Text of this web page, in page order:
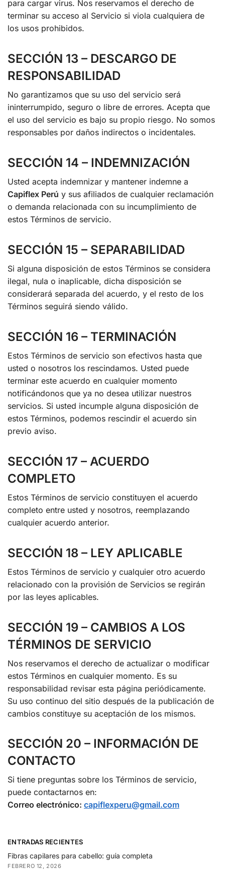
para cargar virus. Nos reservamos el derecho de
terminar su acceso al Servicio si viola cualquiera de
los usos prohibidos.
SECCIÓN 13 – DESCARGO DE
RESPONSABILIDAD
No garantizamos que su uso del servicio será
ininterrumpido, seguro o libre de errores. Acepta que
el uso del servicio es bajo su propio riesgo. No somos
responsables por daños indirectos o incidentales.
SECCIÓN 14 – INDEMNIZACIÓN
Usted acepta indemnizar y mantener indemne a
Capiflex Perú y sus afiliados de cualquier reclamación
o demanda relacionada con su incumplimiento de
estos Términos de servicio.
SECCIÓN 15 – SEPARABILIDAD
Si alguna disposición de estos Términos se considera
ilegal, nula o inaplicable, dicha disposición se
considerará separada del acuerdo, y el resto de los
Términos seguirá siendo válido.
SECCIÓN 16 – TERMINACIÓN
Estos Términos de servicio son efectivos hasta que
usted o nosotros los rescindamos. Usted puede
terminar este acuerdo en cualquier momento
notificándonos que ya no desea utilizar nuestros
servicios. Si usted incumple alguna disposición de
estos Términos, podemos rescindir el acuerdo sin
previo aviso.
SECCIÓN 17 – ACUERDO
COMPLETO
Estos Términos de servicio constituyen el acuerdo
completo entre usted y nosotros, reemplazando
cualquier acuerdo anterior.
SECCIÓN 18 – LEY APLICABLE
Estos Términos de servicio y cualquier otro acuerdo
relacionado con la provisión de Servicios se regirán
por las leyes aplicables.
SECCIÓN 19 – CAMBIOS A LOS
TÉRMINOS DE SERVICIO
Nos reservamos el derecho de actualizar o modificar
estos Términos en cualquier momento. Es su
responsabilidad revisar esta página periódicamente.
Su uso continuo del sitio después de la publicación de
cambios constituye su aceptación de los mismos.
SECCIÓN 20 – INFORMACIÓN DE
CONTACTO
Si tiene preguntas sobre los Términos de servicio,
puede contactarnos en:
Correo electrónico: capiflexperu@gmail.com
ENTRADAS RECIENTES
Fibras capilares para cabello: guía completa
FEBRERO 12, 2026